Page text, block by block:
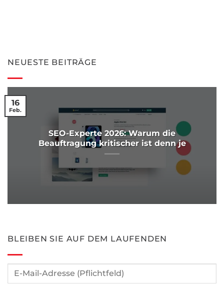
NEUESTE BEITRÄGE
SEO-Experte 2026: Warum die
Beauftragung kritischer ist denn je
16
Feb.
BLEIBEN SIE AUF DEM LAUFENDEN